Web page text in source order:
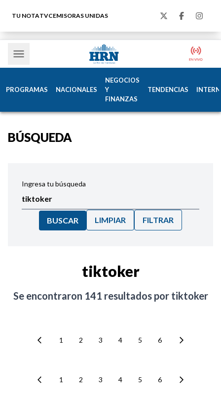
TU NOTATVCEMISORAS UNIDAS
PROGRAMAS NACIONALES
NEGOCIOS
Y
FINANZAS
TENDENCIAS
BÚSQUEDA
Ingresa tu búsqueda
BUSCAR LIMPIAR FILTRAR
tiktoker
Se encontraron 141 resultados por tiktoker
1 2 3 4 5 6
1 2 3 4 5 6